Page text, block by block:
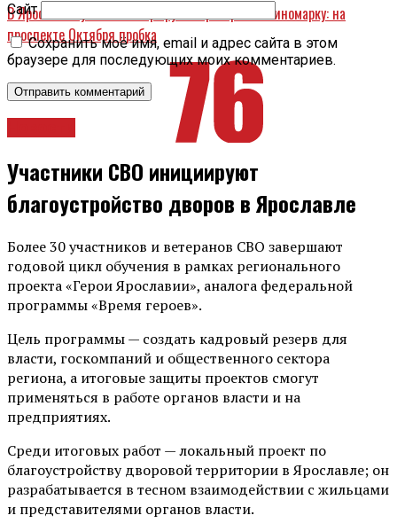
В Ярославле у Гиганта маршрутка протаранила иномарку: на
проспекте Октября пробка
Сайт
Сохранить моё имя, email и адрес сайта в этом
браузере для последующих моих комментариев.
Участники СВО инициируют
благоустройство дворов в Ярославле
Более 30 участников и ветеранов СВО завершают
годовой цикл обучения в рамках регионального
проекта «Герои Ярославии», аналога федеральной
программы «Время героев».
Цель программы — создать кадровый резерв для
власти, госкомпаний и общественного сектора
региона, а итоговые защиты проектов смогут
применяться в работе органов власти и на
предприятиях.
Среди итоговых работ — локальный проект по
благоустройству дворовой территории в Ярославле; он
разрабатывается в тесном взаимодействии с жильцами
и представителями органов власти.